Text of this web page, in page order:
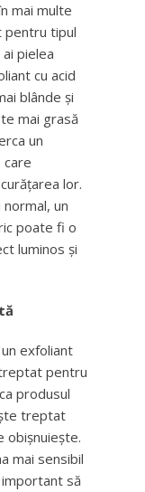
mai multe
pentru tipul
pielea
cu acid
blânde și
mai grasă
un
care
lor.
un
poate fi o
luminos și
exfoliant
pentru
produsul
treptat
obișnuiește.
mai sensibil
să